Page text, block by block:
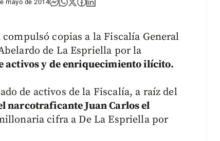
mayo de 2014
copias a la Fiscalía General
de La Espriella por la
activos y de enriquecimiento ilícito.
de activos de la Fiscalía, a raíz del
narcotraficante Juan Carlos el
cifra a De La Espriella por